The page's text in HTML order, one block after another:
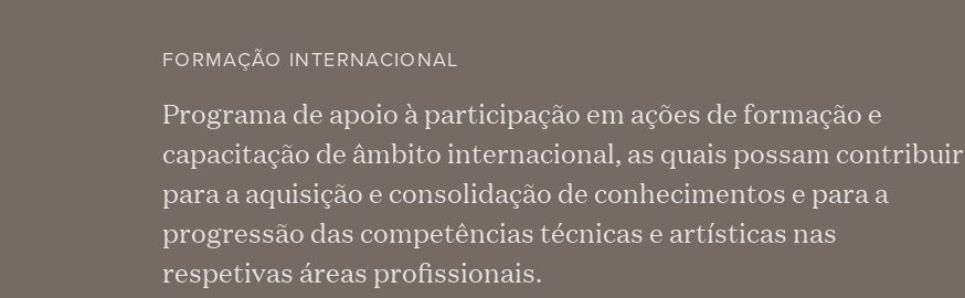
FORMAÇÃO INTERNACIONAL
Programa de apoio à participação em ações de formação e
capacitação de âmbito internacional, as quais possam contribuir
para a aquisição e consolidação de conhecimentos e para a
progressão das competências técnicas e artísticas nas
respetivas áreas profissionais.